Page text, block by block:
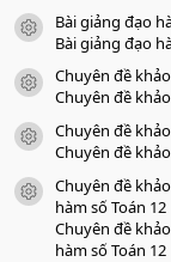
icon tài liệu
Bài giảng đạo
Bài giảng đạo
icon tài liệu
Chuyên đề
Chuyên đề
icon tài liệu
Chuyên đề
Chuyên đề
icon tài liệu
Chuyên đề
hàm số Toán 12
Chuyên đề
hàm số Toán 12